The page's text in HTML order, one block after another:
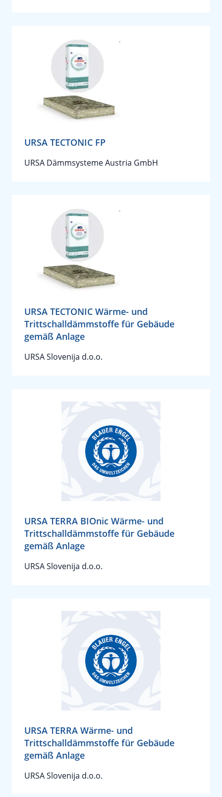
URSA TECTONIC FP
URSA Dämmsysteme Austria GmbH
URSA TECTONIC Wärme- und
Trittschalldämmstoffe für Gebäude
gemäß Anlage
URSA Slovenija d.o.o.
URSA TERRA BIOnic Wärme- und
Trittschalldämmstoffe für Gebäude
gemäß Anlage
URSA Slovenija d.o.o.
URSA TERRA Wärme- und
Trittschalldämmstoffe für Gebäude
gemäß Anlage
URSA Slovenija d.o.o.